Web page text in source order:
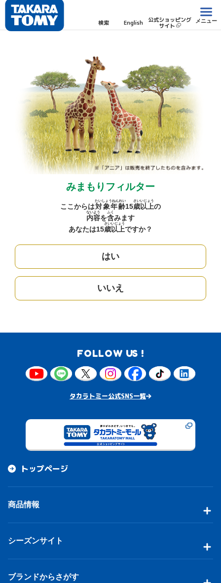
検索 English 公式ショッピング
サイト
メニュー
みまもりフィルター
ここからは対象年齢
たいしょうねんれい
15歳
さい
以上
いじょう
の
内容
ないよう
を含
ふく
みます
あなたは15歳
さい
以上
いじょう
ですか？
はい
いいえ
FOLLOW US !
タカラトミー公式SNS一覧
トップページ
商品情報
シーズンサイト
ブランドからさがす